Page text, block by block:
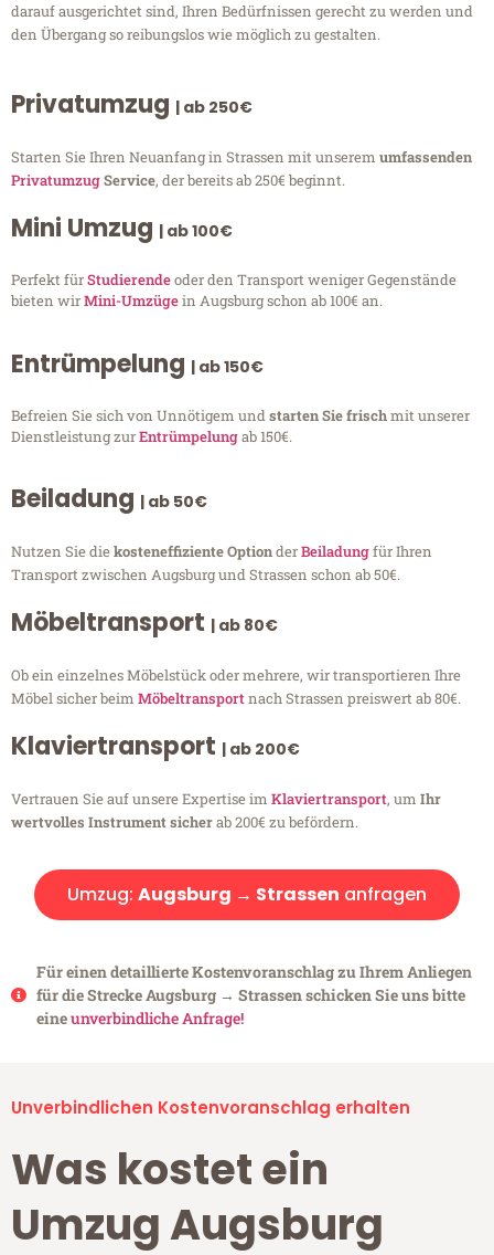
darauf ausgerichtet sind, Ihren Bedürfnissen gerecht zu werden und
den Übergang so reibungslos wie möglich zu gestalten.
Privatumzug | ab 250€
Starten Sie Ihren Neuanfang in Strassen mit unserem umfassenden
PrivatumzugService, der bereits ab 250€ beginnt.
Mini Umzug | ab 100€
Perfekt fürStudierendeoder den Transport weniger Gegenstände
bieten wirMini-Umzügein Augsburg schon ab 100€ an.
Entrümpelung | ab 150€
Befreien Sie sich von Unnötigem undstarten Sie frischmit unserer
Dienstleistung zurEntrümpelungab 150€.
Beiladung | ab 50€
Nutzen Sie diekosteneffiziente OptionderBeiladungfür Ihren
Transport zwischen Augsburg und Strassen schon ab 50€.
Möbeltransport | ab 80€
Ob ein einzelnes Möbelstück oder mehrere, wir transportieren Ihre
Möbel sicher beim Möbeltransportnach Strassen preiswert ab 80€.
Klaviertransport | ab 200€
Vertrauen Sie auf unsere Expertise im Klaviertransport, um Ihr
wertvolles Instrument sicherab 200€ zu befördern.
Umzug: Augsburg → Strassen anfragen
Für einen detaillierte Kostenvoranschlag zu Ihrem Anliegen
für die Strecke Augsburg → Strassen schicken Sie uns bitte
eineunverbindliche Anfrage!
Unverbindlichen Kostenvoranschlag erhalten
Was kostet ein
Umzug Augsburg